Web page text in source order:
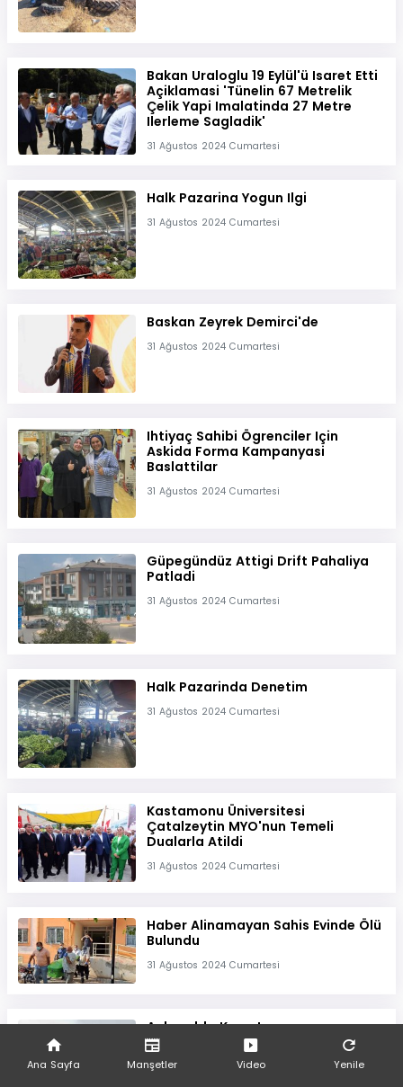
Bakan Uraloglu 19 Eylül'ü Isaret Etti
Açiklamasi 'Tünelin 67 Metrelik
Çelik Yapi Imalatinda 27 Metre
Ilerleme Sagladik'
31 Ağustos 2024 Cumartesi
Halk Pazarina Yogun Ilgi
31 Ağustos 2024 Cumartesi
Baskan Zeyrek Demirci'de
31 Ağustos 2024 Cumartesi
Ihtiyaç Sahibi Ögrenciler Için
Askida Forma Kampanyasi
Baslattilar
31 Ağustos 2024 Cumartesi
Güpegündüz Attigi Drift Pahaliya
Patladi
31 Ağustos 2024 Cumartesi
Halk Pazarinda Denetim
31 Ağustos 2024 Cumartesi
Kastamonu Üniversitesi
Çatalzeytin MYO'nun Temeli
Dualarla Atildi
31 Ağustos 2024 Cumartesi
Haber Alinamayan Sahis Evinde Ölü
Bulundu
31 Ağustos 2024 Cumartesi
Ankara'da Kereste
Imalathanesinde Yangin
31 Ağustos 2024 Cumartesi
Ana Sayfa Manşetler Video Yenile